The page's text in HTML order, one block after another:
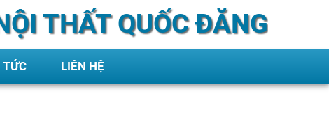
THẤT QUỐC ĐĂNG
LIÊN HỆ